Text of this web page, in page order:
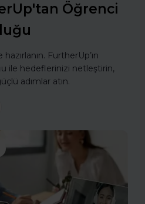
Öğrenci
FurtherUp’ın
ile hedeflerinizi netleştirin,
adımlar atın.